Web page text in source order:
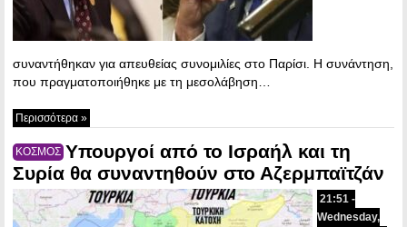
συναντήθηκαν για απευθείας συνομιλίες στο Παρίσι. Η συνάντηση,
που πραγματοποιήθηκε με τη μεσολάβηση…
Περισσότερα »
ΚΟΣΜΟΣ Υπουργοί από το Ισραήλ και τη
Συρία θα συναντηθούν στο Αζερμπαϊτζάν
21:51 -
Wednesday,